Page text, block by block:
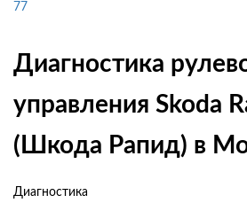
77
Диагностика
управления Skoda
(Шкода Рапид) в
Диагностика